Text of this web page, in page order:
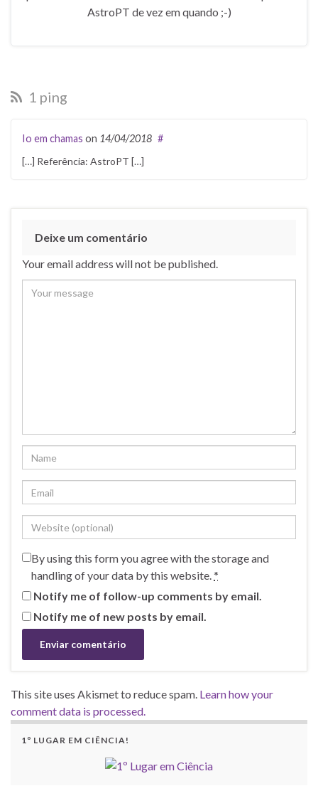
AstroPT de vez em quando ;-)
1 ping
Io em chamas on 14/04/2018 #
[…] Referência: AstroPT […]
Deixe um comentário
Your email address will not be published.
By using this form you agree with the storage and
handling of your data by this website.*
Notify me of follow-up comments by email.
Notify me of new posts by email.
This site uses Akismet to reduce spam. Learn how your
comment data is processed.
1º LUGAR EM CIÊNCIA!